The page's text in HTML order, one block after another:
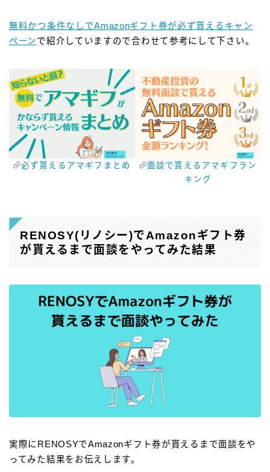
無料かつ条件なしでAmazonギフト券が必ず貰えるキャン
ペーンで紹介していますので合わせて参考にして下さい。
必ず貰えるアマギフまとめ
面談で貰えるアマギフラン
キング
RENOSY(リノシー)でAmazonギフト券
が貰えるまで面談をやってみた結果
実際にRENOSYでAmazonギフト券が貰えるまで面談をや
ってみた結果をお伝えします。